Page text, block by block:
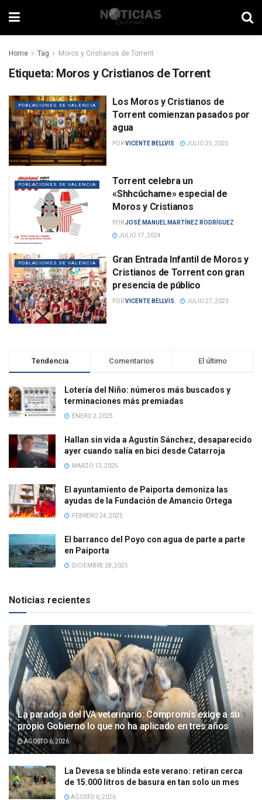
Home Tag Moros y Cristianos de Torrent
Etiqueta: Moros y Cristianos de Torrent
POBLACIONES DE VALENCIA
Los Moros y Cristianos de
Torrent comienzan pasados por
agua
PORVICENTE BELLVIS JULIO 25, 2025
POBLACIONES DE VALENCIA
Torrent celebra un
«Shhcúchame» especial de
Moros y Cristianos
PORJOSÉ MANUEL MARTÍNEZ RODRÍGUEZ
JULIO 17, 2024
POBLACIONES DE VALENCIA
Gran Entrada Infantil de Moros y
Cristianos de Torrent con gran
presencia de público
PORVICENTE BELLVIS JULIO 27, 2023
Tendencia Comentarios El último
Lotería del Niño: números más buscados y
terminaciones más premiadas
ENERO 2, 2025
Hallan sin vida a Agustín Sánchez, desaparecido
ayer cuando salía en bici desde Catarroja
MARZO 13, 2025
El ayuntamiento de Paiporta demoniza las
ayudas de la Fundación de Amancio Ortega
FEBRERO 24, 2025
El barranco del Poyo con agua de parte a parte
en Paiporta
DICIEMBRE 28, 2025
Noticias recientes
La paradoja del IVA veterinario: Compromís exige a su
propio Gobierno lo que no ha aplicado en tres años
AGOSTO 6, 2026
La Devesa se blinda este verano: retiran cerca
de 15.000 litros de basura en tan solo un mes
AGOSTO 6, 2026